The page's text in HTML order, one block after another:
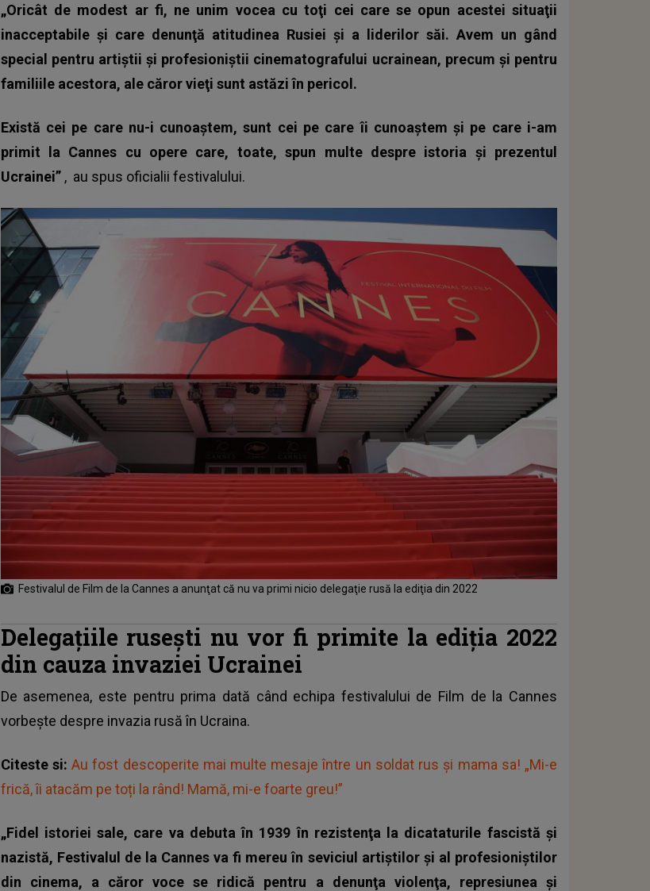
„Oricât de modest ar fi, ne unim vocea cu toţi cei care se opun acestei situaţii
inacceptabile şi care denunţă atitudinea Rusiei şi a liderilor săi. Avem un gând
special pentru artiştii şi profesioniştii cinematografului ucrainean, precum şi pentru
familiile acestora, ale căror vieţi sunt astăzi în pericol.
Există cei pe care nu-i cunoaştem, sunt cei pe care îi cunoaştem şi pe care i-am
primit la Cannes cu opere care, toate, spun multe despre istoria şi prezentul
Ucrainei” , au spus oficialii festivalului.
Festivalul de Film de la Cannes a anunţat că nu va primi nicio delegaţie rusă la ediţia din 2022
Delegațiile rusești nu vor fi primite la ediţia 2022
din cauza invaziei Ucrainei
De asemenea, este pentru prima dată când echipa festivalului de Film de la Cannes
vorbeşte despre invazia rusă în Ucraina.
Citeste si:Au fost descoperite mai multe mesaje între un soldat rus și mama sa! „Mi-e
frică, îi atacăm pe toți la rând! Mamă, mi-e foarte greu!”
„Fidel istoriei sale, care va debuta în 1939 în rezistenţa la dicataturile fascistă şi
nazistă, Festivalul de la Cannes va fi mereu în seviciul artiştilor şi al profesioniştilor
din cinema, a căror voce se ridică pentru a denunţa violenţa, represiunea şi